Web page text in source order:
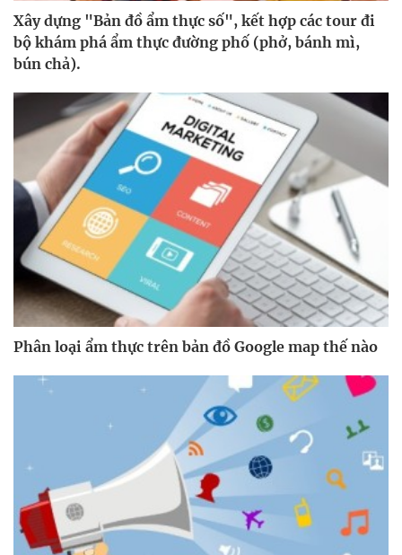
Xây dựng "Bản đồ ẩm thực số", kết hợp các tour đi
bộ khám phá ẩm thực đường phố (phở, bánh mì,
bún chả).
Phân loại ẩm thực trên bản đồ Google map thế nào